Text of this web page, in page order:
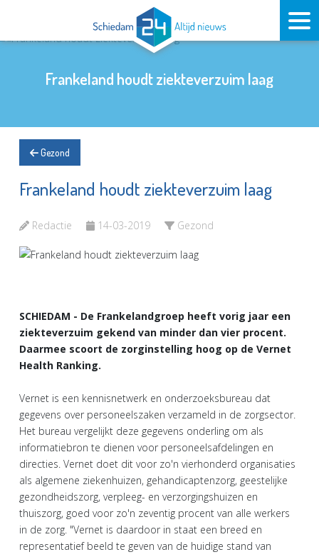
Frankeland houdt ziekteverzuim laag
Gezond
Frankeland houdt ziekteverzuim laag
Redactie 14-03-2019 Gezond
SCHIEDAM - De Frankelandgroep heeft vorig jaar een
ziekteverzuim gekend van minder dan vier procent.
Daarmee scoort de zorginstelling hoog op de Vernet
Health Ranking.
Vernet is een kennisnetwerk en onderzoeksbureau dat
gegevens over personeelszaken verzameld in de zorgsector.
Het bureau vergelijkt deze gegevens onderling om als
informatiebron te dienen voor personeelsafdelingen en
directies. Vernet doet dit voor zo'n vierhonderd organisaties
als algemene ziekenhuizen, gehandicaptenzorg, geestelijke
gezondheidszorg, verpleeg- en verzorgingshuizen en
thuiszorg, goed voor zo'n zeventig procent van alle werkers
in de zorg. "Vernet is daardoor in staat een breed en
representatief beeld te geven van de huidige stand van